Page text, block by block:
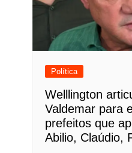
Política
Welllington
Valdemar para
prefeitos que
Abilio, Claúdio,